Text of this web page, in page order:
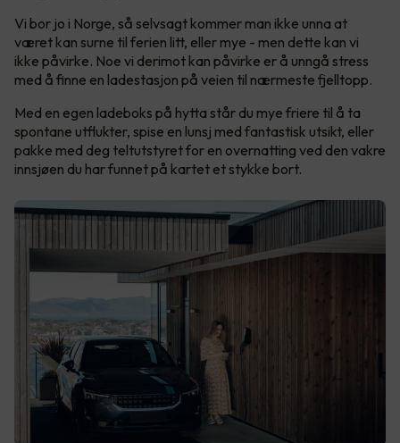
Vi bor jo i Norge, så selvsagt kommer man ikke unna at
været kan surne til ferien litt, eller mye - men dette kan vi
ikke påvirke. Noe vi derimot kan påvirke er å unngå stress
med å finne en ladestasjon på veien til nærmeste fjelltopp.
Med en egen ladeboks på hytta står du mye friere til å ta
spontane utflukter, spise en lunsj med fantastisk utsikt, eller
pakke med deg teltutstyret for en overnatting ved den vakre
innsjøen du har funnet på kartet et stykke bort.